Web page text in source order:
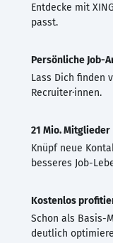
Entdecke mit
passt.
Persönliche Job-
Lass Dich finden
Recruiter·innen.
21 Mio. Mitglieder
Knüpf neue
besseres Job-
Kostenlos
Schon als Basis-
deutlich